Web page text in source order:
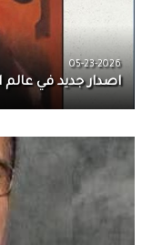
05-23-2026
اصدار جديد في عالم